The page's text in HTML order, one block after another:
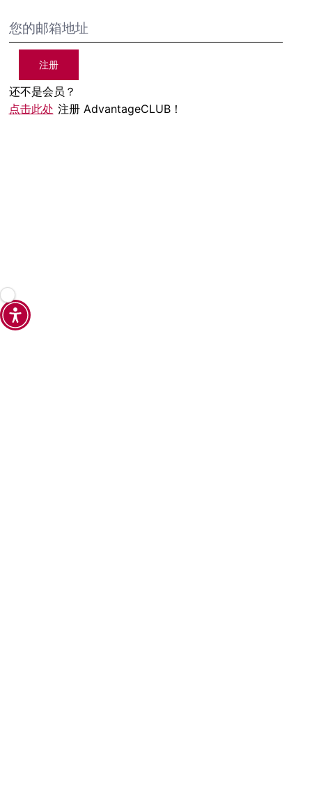
注册
还不是会员？
点击此处 注册 AdvantageCLUB！